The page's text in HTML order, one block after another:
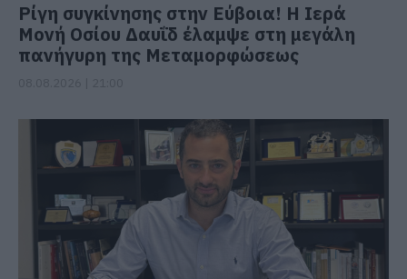
Ρίγη συγκίνησης στην Εύβοια! Η Ιερά
Μονή Οσίου Δαυΐδ έλαμψε στη μεγάλη
πανήγυρη της Μεταμορφώσεως